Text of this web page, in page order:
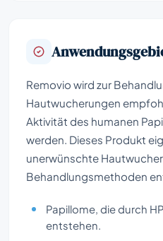
Removio wird zur
Hautwucherungen
Aktivität des humanen
werden. Dieses Produkt
unerwünschte
Behandlungsmethoden
Papillome, die durch
entstehen.